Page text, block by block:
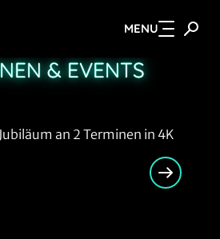
MENU
& EVENTS
an 2 Terminen in 4K